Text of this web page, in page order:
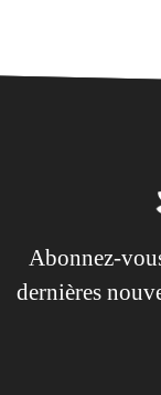
Abonnez-
dernières